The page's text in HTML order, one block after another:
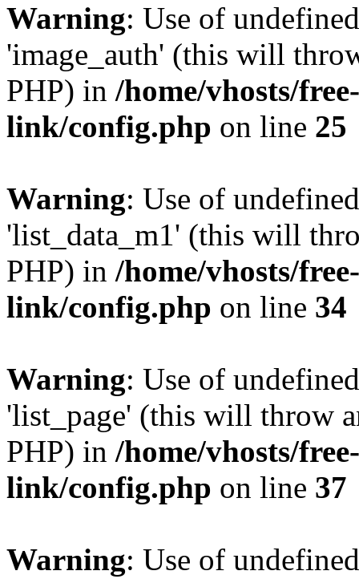
Warning: Use of
'image_auth' (this will
PHP) in /home/vhosts/
link/config.php on line 25
Warning: Use of
'list_data_m1' (this will
PHP) in /home/vhosts/
link/config.php on line 34
Warning: Use of
'list_page' (this will throw
PHP) in /home/vhosts/
link/config.php on line 37
Warning: Use of